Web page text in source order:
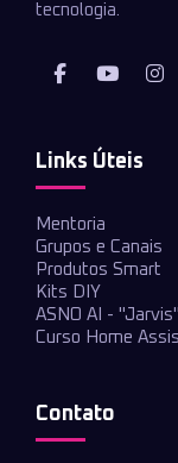
tecnologia.
Links Úteis
Mentoria
Grupos e Canais
Produtos Smart
Kits DIY
ASNO AI - "Jarvis"
Curso Home
Contato